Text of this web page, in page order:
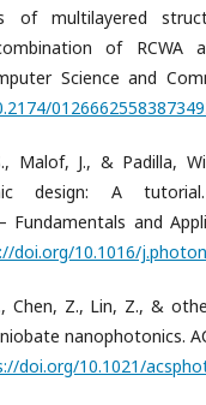
of multilayered
of RCWA
Science and
Malof, J., & Padilla,
design: A
Fundamentals and
doi.org/10.1016/
Chen, Z., Lin, Z., &
nanophotonics.
doi.org/10.1021/